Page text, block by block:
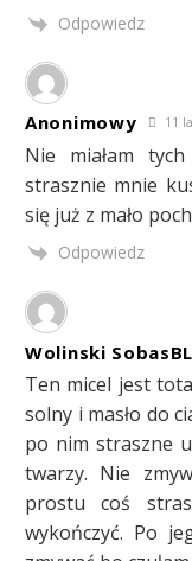
Odpowiedz
Anonimowy 11
Nie miałam
strasznie mnie
się już z mało
Odpowiedz
Wolinski
Ten micel jest
solny i masło do
po nim straszne
twarzy. Nie
prostu coś
wykończyć. Po